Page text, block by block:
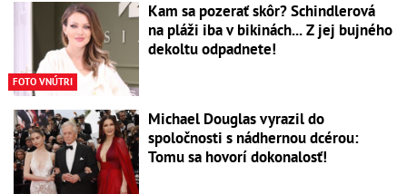
FOTO VNÚTRI
Kam sa pozerať skôr? Schindlerová
na pláži iba v bikinách... Z jej bujného
dekoltu odpadnete!
Michael Douglas vyrazil do
spoločnosti s nádhernou dcérou:
Tomu sa hovorí dokonalosť!